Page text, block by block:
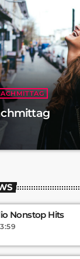
Nonstop Hits